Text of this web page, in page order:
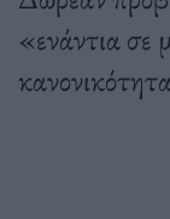
«ενάντια σε